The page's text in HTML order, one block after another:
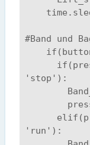
#Band und
'stop'):
'run'):